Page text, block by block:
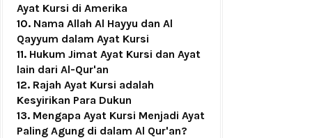
Ayat Kursi di Amerika
10. Nama Allah Al Hayyu dan Al
Qayyum dalam Ayat Kursi
11. Hukum Jimat Ayat Kursi dan Ayat
lain dari Al-Qur'an
12. Rajah Ayat Kursi adalah
Kesyirikan Para Dukun
13. Mengapa Ayat Kursi Menjadi Ayat
Paling Agung di dalam Al Qur'an?